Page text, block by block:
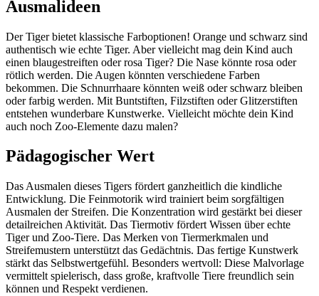
Ausmalideen
Der Tiger bietet klassische Farboptionen! Orange und schwarz sind
authentisch wie echte Tiger. Aber vielleicht mag dein Kind auch
einen blaugestreiften oder rosa Tiger? Die Nase könnte rosa oder
rötlich werden. Die Augen könnten verschiedene Farben
bekommen. Die Schnurrhaare könnten weiß oder schwarz bleiben
oder farbig werden. Mit Buntstiften, Filzstiften oder Glitzerstiften
entstehen wunderbare Kunstwerke. Vielleicht möchte dein Kind
auch noch Zoo-Elemente dazu malen?
Pädagogischer Wert
Das Ausmalen dieses Tigers fördert ganzheitlich die kindliche
Entwicklung. Die Feinmotorik wird trainiert beim sorgfältigen
Ausmalen der Streifen. Die Konzentration wird gestärkt bei dieser
detailreichen Aktivität. Das Tiermotiv fördert Wissen über echte
Tiger und Zoo-Tiere. Das Merken von Tiermerkmalen und
Streifemustern unterstützt das Gedächtnis. Das fertige Kunstwerk
stärkt das Selbstwertgefühl. Besonders wertvoll: Diese Malvorlage
vermittelt spielerisch, dass große, kraftvolle Tiere freundlich sein
können und Respekt verdienen.